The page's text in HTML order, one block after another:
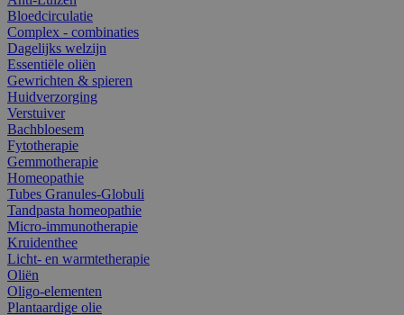
Bloedcirculatie
Complex - combinaties
Dagelijks welzijn
Essentiële oliën
Gewrichten & spieren
Huidverzorging
Verstuiver
Bachbloesem
Fytotherapie
Gemmotherapie
Homeopathie
Tubes Granules-Globuli
Tandpasta homeopathie
Micro-immunotherapie
Kruidenthee
Licht- en warmtetherapie
Oliën
Oligo-elementen
Plantaardige olie